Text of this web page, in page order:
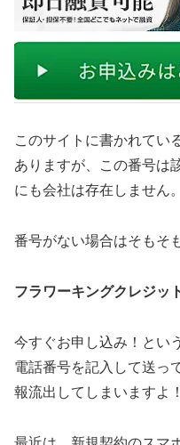
このサイトに書かれてい
ありますが、この番号は
にも会社は存在しません。
番号がない場合はそもそ
フラワーキングクレジッ
今すぐお申し込み！とい
電話番号を記入して送っ
報流出してしまいますよ！